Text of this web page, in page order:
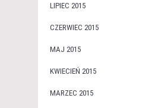
LIPIEC 2015
CZERWIEC 2015
MAJ 2015
KWIECIEŃ 2015
MARZEC 2015